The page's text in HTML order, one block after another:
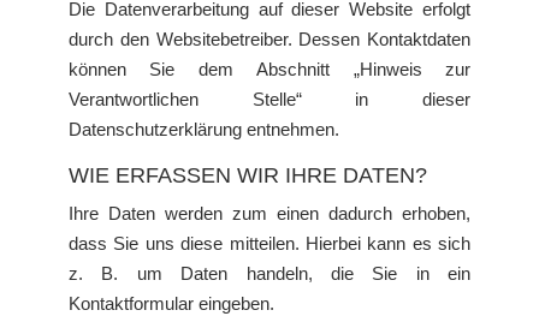
Die Datenverarbeitung auf dieser Website erfolgt
durch den Websitebetreiber. Dessen Kontaktdaten
können Sie dem Abschnitt „Hinweis zur
Verantwortlichen Stelle“ in dieser
Datenschutzerklärung entnehmen.
WIE ERFASSEN WIR IHRE DATEN?
Ihre Daten werden zum einen dadurch erhoben,
dass Sie uns diese mitteilen. Hierbei kann es sich
z. B. um Daten handeln, die Sie in ein
Kontaktformular eingeben.